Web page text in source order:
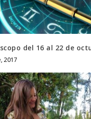
del 16 al 22 de
2017